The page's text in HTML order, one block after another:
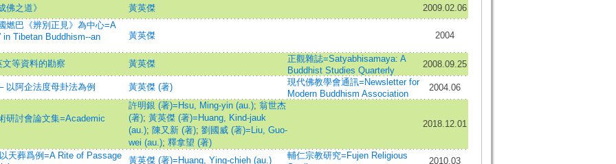
佛之道》 黃英傑
2009.02.06
燃巴《辨別正見》為中心=A
Tibetan Buddhism--an
黃英傑 2004
等資料的勘察 黃英傑
正觀雜誌=Satyabhisamaya: A
Buddhist Studies Quarterly
2008.09.25
阿企法度母卦法為例 黃英傑 (著)
現代佛教學會通訊=Newsletter for
Modern Buddhism Association
2004.06
研討會論文集=Academic
許明銀 (著)=Hsu, Ming-yin (au.); 翁世杰
(著); 黃英傑 (著)=Huang, Kind-jauk
(au.); 陳又新 (著); 劉國威 (著)=Liu, Guo-
wei (au.); 釋拿望 (著)
2018.12.01
天葬爲例=A Rite of Passage
黃英傑 (著)=Huang, Ying-chieh (au.)
輔仁宗教研究=Fujen Religious
2010.03